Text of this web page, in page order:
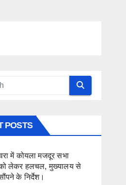
POSTS
में कोयला मजदूर सभा
को लेकर हलचल, मुख्यालय से
के निर्देश।